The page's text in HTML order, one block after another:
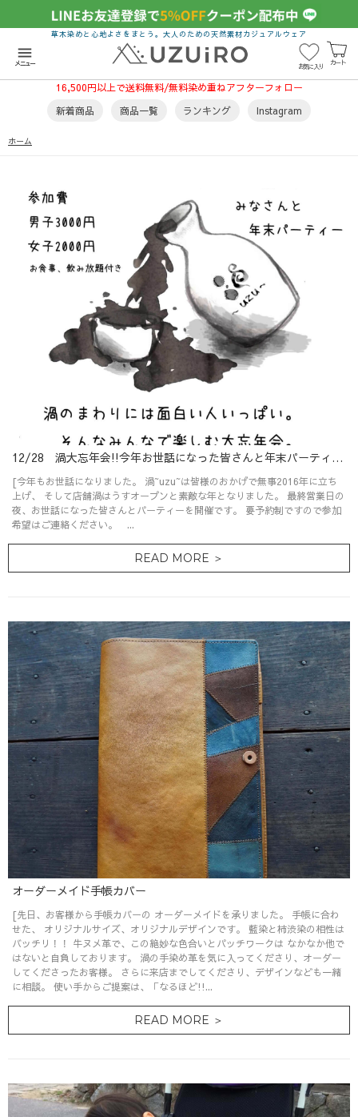
menu
メニュー お気に入り カート
草木染めと心地よさをまとう。大人のための天然素材カジュアルウェア
16,500円以上で送料無料/無料染め重ねアフターフォロー
新着商品
商品一覧 ランキング Instagram
ホーム
12/28 渦大忘年会!!今年お世話になった皆さんと年末パーティー！！
[今年もお世話になりました。 渦~uzu~は皆様のおかげで無事2016年に立ち
上げ、 そして店舗渦はうすオープンと素敵な年となりました。 最終営業日の
夜、お世話になった皆さんとパーティーを開催です。 要予約制ですので参加
希望はご連絡ください。 ...
READ MORE ＞
オーダーメイド手帳カバー
[先日、お客様から手帳カバーの オーダーメイドを承りました。 手帳に合わ
せた、 オリジナルサイズ、オリジナルデザインです。 藍染と柿渋染の相性は
バッチリ！！ 牛ヌメ革で、この絶妙な色合いとパッチワークは なかなか他で
はないと自負しております。 渦の手染め革を気に入ってくださり、オーダー
してくださったお客様。 さらに来店までしてくださり、デザインなども一緒
に相談。 使い手からご提案は、「なるほど!!...
READ MORE ＞